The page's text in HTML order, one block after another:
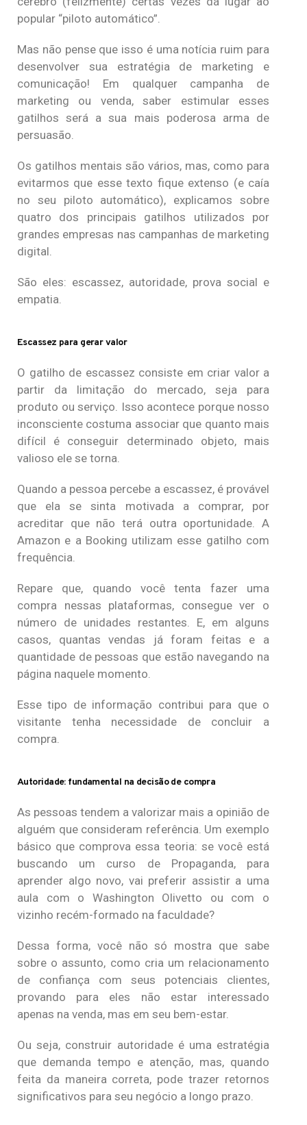
popular “piloto automático”.
Mas não pense que isso é uma notícia ruim para
desenvolver sua estratégia de marketing e
comunicação! Em qualquer campanha de
marketing ou venda, saber estimular esses
gatilhos será a sua mais poderosa arma de
persuasão.
Os gatilhos mentais são vários, mas, como para
evitarmos que esse texto fique extenso (e caía
no seu piloto automático), explicamos sobre
quatro dos principais gatilhos utilizados por
grandes empresas nas campanhas de marketing
digital.
São eles: escassez, autoridade, prova social e
empatia.
Escassez para gerar valor
O gatilho de escassez consiste em criar valor a
partir da limitação do mercado, seja para
produto ou serviço. Isso acontece porque nosso
inconsciente costuma associar que quanto mais
difícil é conseguir determinado objeto, mais
valioso ele se torna.
Quando a pessoa percebe a escassez, é provável
que ela se sinta motivada a comprar, por
acreditar que não terá outra oportunidade. A
Amazon e a Booking utilizam esse gatilho com
frequência.
Repare que, quando você tenta fazer uma
compra nessas plataformas, consegue ver o
número de unidades restantes. E, em alguns
casos, quantas vendas já foram feitas e a
quantidade de pessoas que estão navegando na
página naquele momento.
Esse tipo de informação contribui para que o
visitante tenha necessidade de concluir a
compra.
Autoridade: fundamental na decisão de compra
As pessoas tendem a valorizar mais a opinião de
alguém que consideram referência. Um exemplo
básico que comprova essa teoria: se você está
buscando um curso de Propaganda, para
aprender algo novo, vai preferir assistir a uma
aula com o Washington Olivetto ou com o
vizinho recém-formado na faculdade?
Dessa forma, você não só mostra que sabe
sobre o assunto, como cria um relacionamento
de confiança com seus potenciais clientes,
provando para eles não estar interessado
apenas na venda, mas em seu bem-estar.
Ou seja, construir autoridade é uma estratégia
que demanda tempo e atenção, mas, quando
feita da maneira correta, pode trazer retornos
significativos para seu negócio a longo prazo.